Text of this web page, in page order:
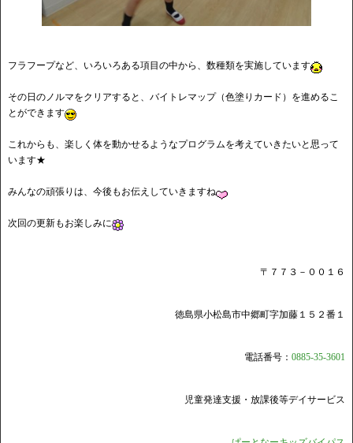
フラフープなど、いろいろある項目の中から、数種類を実施しています
その日のノルマをクリアすると、バイトレマップ（色塗りカード）を進めるこ
とができます
これからも、楽しく体を動かせるようなプログラムを考えていきたいと思って
います★
みんなの頑張りは、今後もお伝えしていきますね
次回の更新もお楽しみに
〒７７３－００１６
徳島県小松島市中郷町字加藤１５２番１
電話番号： 0885-35-3601
児童発達支援・放課後等デイサービス